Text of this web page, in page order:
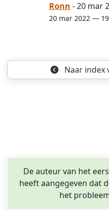
Ronn - 20 mar
20 mar 2022 —
Naar index
De auteur van het
heeft aangegeven dat
het